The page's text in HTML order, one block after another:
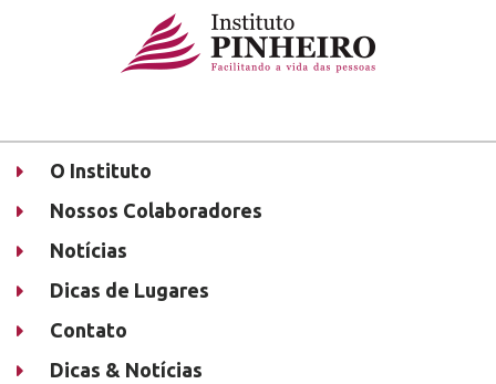
O Instituto
Nossos Colaboradores
Notícias
Dicas de Lugares
Contato
Dicas & Notícias